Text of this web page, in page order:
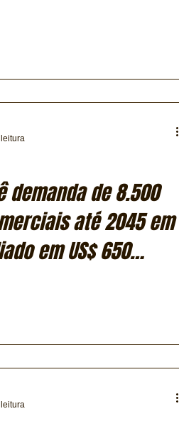
demanda de 8.500
até 2045 em
em US$ 650